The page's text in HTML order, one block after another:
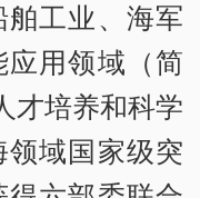
工业、海军
用领域（简
才培养和科学
域国家级突